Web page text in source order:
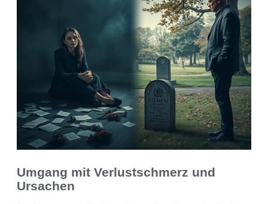
Umgang mit Verlustschmerz und
Ursachen